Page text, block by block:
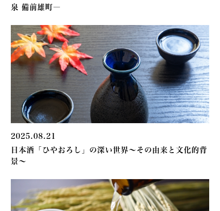
泉 備前雄町―
2025.08.21
日本酒「ひやおろし」の深い世界～その由来と文化的背
景～